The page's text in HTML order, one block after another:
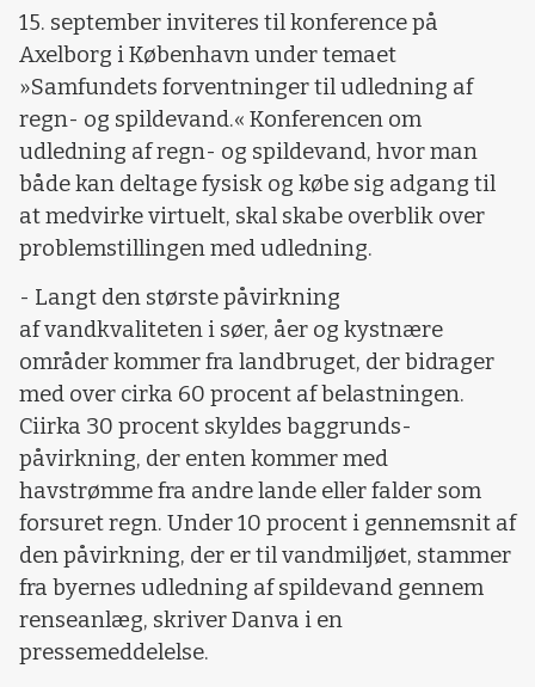
15. september inviteres til konference på
Axelborg i København under temaet
»Samfundets forventninger til udledning af
regn- og spildevand.« Konferencen om
udledning af regn- og spildevand, hvor man
både kan deltage fysisk og købe sig adgang til
at medvirke virtuelt, skal skabe overblik over
problemstillingen med udledning.
- Langt den største påvirkning
af vandkvaliteten i søer, åer og kystnære
områder kommer fra landbruget, der bidrager
med over cirka 60 procent af belastningen.
Ciirka 30 procent skyldes baggrunds-
påvirkning, der enten kommer med
havstrømme fra andre lande eller falder som
forsuret regn. Under 10 procent i gennemsnit af
den påvirkning, der er til vandmiljøet, stammer
fra byernes udledning af spildevand gennem
renseanlæg, skriver Danva i en
pressemeddelelse.